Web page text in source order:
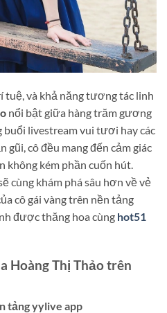
tuệ, và khả năng tương tác linh
nổi bật giữa hàng trăm gương
buổi livestream vui tươi hay các
cô đều mang đến cảm giác
không kém phần cuốn hút.
cùng khám phá sâu hơn về vẻ
cô gái vàng trên nền tảng
được thăng hoa cùng hot51
Hoàng Thị Thảo trên
tảng yylive app